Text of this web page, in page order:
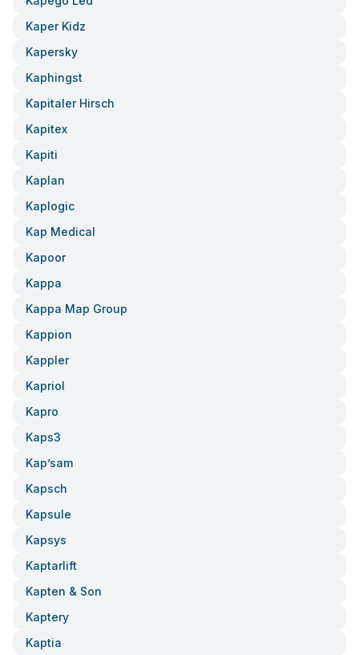
Kaper Kidz
Kapersky
Kaphingst
Kapitaler Hirsch
Kapitex
Kapiti
Kaplan
Kaplogic
Kap Medical
Kapoor
Kappa
Kappa Map Group
Kappion
Kappler
Kapriol
Kapro
Kaps3
Kap’sam
Kapsch
Kapsule
Kapsys
Kaptarlift
Kapten & Son
Kaptery
Kaptia